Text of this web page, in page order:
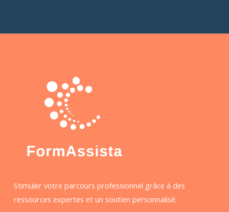
Stimuler votre parcours professionnel grâce à des
ressources expertes et un soutien personnalisé.